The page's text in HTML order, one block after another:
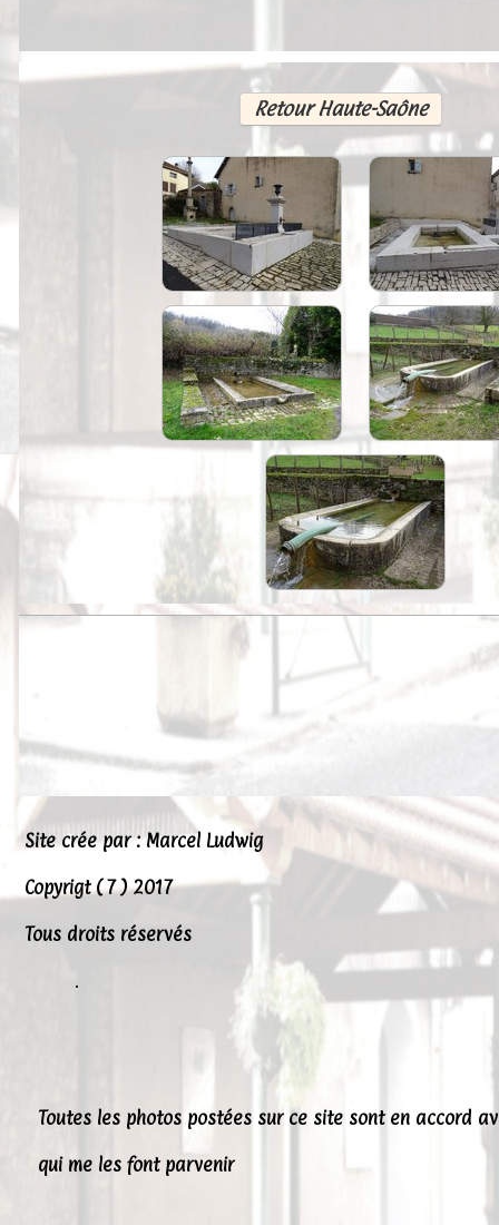
Videos--Lavoirs
Un Peu d'Histoire
Outils-des-Lavandières
Cartes Postales-Anciennes et
Peintures
Retour Haute-Saône
Site crée par : Marcel Ludwig
Copyrigt ( 7 ) 2017
Tous droits réservés
.
Toutes les photos postées sur ce site sont en accord
qui me les font parvenir